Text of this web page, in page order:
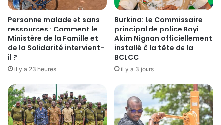
a
é
a
u
N
g
e
r
D
S
:
L
e
M
i
i
s
t
r
Personne malade et sans
ressources : Comment le
Ministère de la Famille et
de la Solidarité intervient-
il ?
il y a 23 heures
Burkina: Le Commissaire
principal de police Bayi
Akim Nignan officiellement
installé à la tête de la
BCLCC
il y a 3 jours